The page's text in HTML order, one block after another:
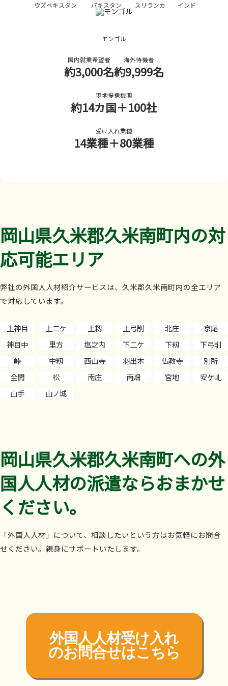
ウズベキスタン パキスタン スリランカ インド
モンゴル
国内就業希望者
約3,000名
海外待機者
約9,999名
現地提携機関
約14カ国＋100社
受け入れ業種
14業種＋80業種
岡山県久米郡久米南町内の対
応可能エリア
弊社の外国人人材紹介サービスは、久米郡久米南町内の全エリア
で対応しています。
上神目 上二ケ 上籾 上弓削 北庄
京尾
神目中
里方 塩之内 下二ケ 下籾
下弓削
峠
中籾 西山寺 羽出木 仏教寺
別所
全間
松 南庄 南畑 宮地
安ケ乢
山手
山ノ城
岡山県久米郡久米南町への外
国人人材の派遣ならおまかせ
ください。
「外国人人材」について、相談したいという方はお気軽にお問合
せください。親身にサポートいたします。
外国人人材受け入れ
のお問合せはこちら